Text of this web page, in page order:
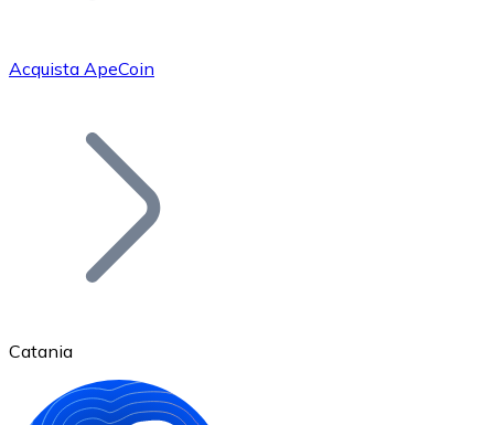
Bitcoin
Acquista ApeCoin
Catania